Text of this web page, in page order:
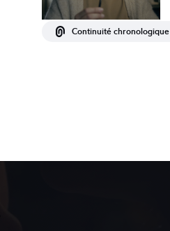
Continuité chronologique